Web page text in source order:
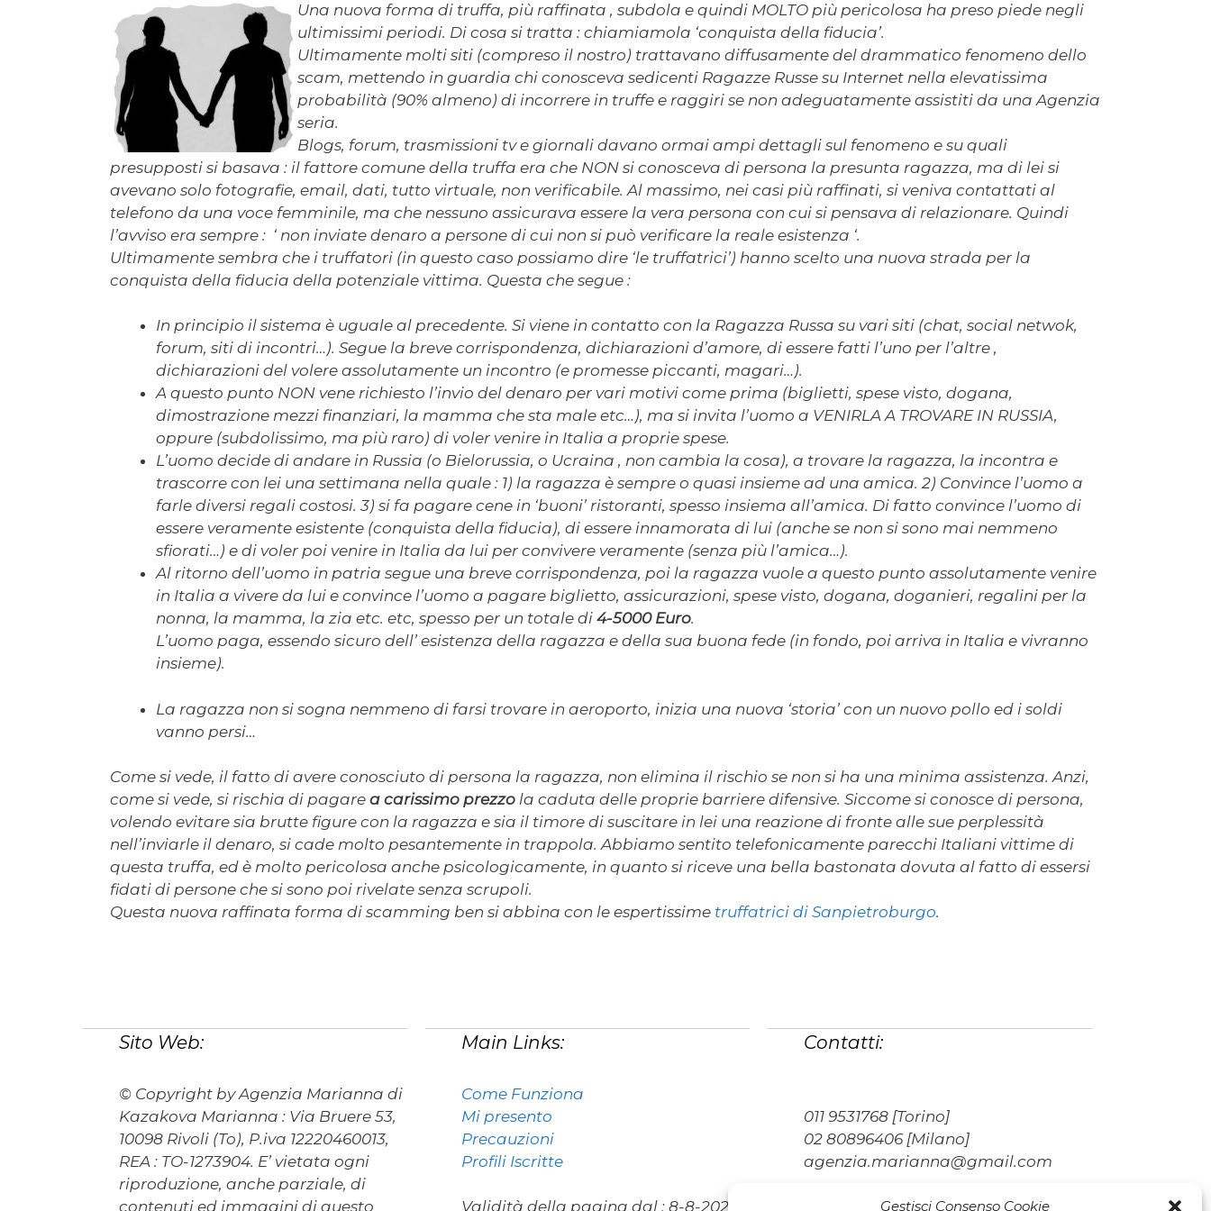
Gestisci Consenso Cookie
Una nuova forma di truffa, più raffinata , subdola e quindi MOLTO più pericolosa ha preso piede negli
ultimissimi periodi. Di cosa si tratta : chiamiamola ‘conquista della fiducia’.
Ultimamente molti siti (compreso il nostro) trattavano diffusamente del drammatico fenomeno dello
scam, mettendo in guardia chi conosceva sedicenti Ragazze Russe su Internet nella elevatissima
probabilità (90% almeno) di incorrere in truffe e raggiri se non adeguatamente assistiti da una Agenzia
seria.
Blogs, forum, trasmissioni tv e giornali davano ormai ampi dettagli sul fenomeno e su quali
presupposti si basava : il fattore comune della truffa era che NON si conosceva di persona la presunta ragazza, ma di lei si
avevano solo fotografie, email, dati, tutto virtuale, non verificabile. Al massimo, nei casi più raffinati, si veniva contattati al
telefono da una voce femminile, ma che nessuno assicurava essere la vera persona con cui si pensava di relazionare. Quindi
l’avviso era sempre : ‘ non inviate denaro a persone di cui non si può verificare la reale esistenza ‘.
Ultimamente sembra che i truffatori (in questo caso possiamo dire ‘le truffatrici’) hanno scelto una nuova strada per la
conquista della fiducia della potenziale vittima. Questa che segue :
In principio il sistema è uguale al precedente. Si viene in contatto con la Ragazza Russa su vari siti (chat, social netwok,
forum, siti di incontri…). Segue la breve corrispondenza, dichiarazioni d’amore, di essere fatti l’uno per l’altre ,
dichiarazioni del volere assolutamente un incontro (e promesse piccanti, magari…).
A questo punto NON vene richiesto l’invio del denaro per vari motivi come prima (biglietti, spese visto, dogana,
dimostrazione mezzi finanziari, la mamma che sta male etc…), ma si invita l’uomo a VENIRLA A TROVARE IN RUSSIA,
oppure (subdolissimo, ma più raro) di voler venire in Italia a proprie spese.
L’uomo decide di andare in Russia (o Bielorussia, o Ucraina , non cambia la cosa), a trovare la ragazza, la incontra e
trascorre con lei una settimana nella quale : 1) la ragazza è sempre o quasi insieme ad una amica. 2) Convince l’uomo a
farle diversi regali costosi. 3) si fa pagare cene in ‘buoni’ ristoranti, spesso insiema all’amica. Di fatto convince l’uomo di
essere veramente esistente (conquista della fiducia), di essere innamorata di lui (anche se non si sono mai nemmeno
sfiorati…) e di voler poi venire in Italia da lui per convivere veramente (senza più l’amica…).
Al ritorno dell’uomo in patria segue una breve corrispondenza, poi la ragazza vuole a questo punto assolutamente venire
in Italia a vivere da lui e convince l’uomo a pagare biglietto, assicurazioni, spese visto, dogana, doganieri, regalini per la
nonna, la mamma, la zia etc. etc, spesso per un totale di 4-5000 Euro.
L’uomo paga, essendo sicuro dell’ esistenza della ragazza e della sua buona fede (in fondo, poi arriva in Italia e vivranno
insieme).
La ragazza non si sogna nemmeno di farsi trovare in aeroporto, inizia una nuova ‘storia’ con un nuovo pollo ed i soldi
vanno persi…
Come si vede, il fatto di avere conosciuto di persona la ragazza, non elimina il rischio se non si ha una minima assistenza. Anzi,
come si vede, si rischia di pagare a carissimo prezzo la caduta delle proprie barriere difensive. Siccome si conosce di persona,
volendo evitare sia brutte figure con la ragazza e sia il timore di suscitare in lei una reazione di fronte alle sue perplessità
nell’inviarle il denaro, si cade molto pesantemente in trappola. Abbiamo sentito telefonicamente parecchi Italiani vittime di
questa truffa, ed è molto pericolosa anche psicologicamente, in quanto si riceve una bella bastonata dovuta al fatto di essersi
fidati di persone che si sono poi rivelate senza scrupoli.
Questa nuova raffinata forma di scamming ben si abbina con le espertissime truffatrici di Sanpietroburgo.
Sito Web:
© Copyright by Agenzia Marianna di
Kazakova Marianna : Via Bruere 53,
10098 Rivoli (To), P.iva 12220460013,
REA : TO-1273904. E’ vietata ogni
riproduzione, anche parziale, di
contenuti ed immagini di questo
Main Links:
Come Funziona
Mi presento
Precauzioni
Profili Iscritte
Validità della pagina dal : 8-8-2026
Contatti:
011 9531768 [Torino]
02 80896406 [Milano]
agenzia.marianna@gmail.com